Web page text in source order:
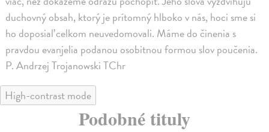
duchovný obsah, ktorý je prítomný hlboko v nás, hoci sme si
ho doposiaľ celkom neuvedomovali. Máme do činenia s
pravdou evanjelia podanou osobitnou formou slov poučenia.
P. Andrzej Trojanowski TChr
High-contrast mode
Podobné tituly